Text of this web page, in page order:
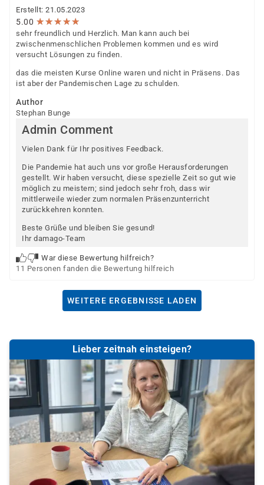
Erstellt: 21.05.2023
5.00 ★★★★★
★★★★★
sehr freundlich und Herzlich. Man kann auch bei
zwischenmenschlichen Problemen kommen und es wird
versucht Lösungen zu finden.
das die meisten Kurse Online waren und nicht in Präsens. Das
ist aber der Pandemischen Lage zu schulden.
Author
Stephan Bunge
Admin Comment
Vielen Dank für Ihr positives Feedback.
Die Pandemie hat auch uns vor große Herausforderungen
gestellt. Wir haben versucht, diese spezielle Zeit so gut wie
möglich zu meistern; sind jedoch sehr froh, dass wir
mittlerweile wieder zum normalen Präsenzunterricht
zurückkehren konnten.
Beste Grüße und bleiben Sie gesund!
Ihr damago-Team
War diese Bewertung hilfreich?
11 Personen fanden die Bewertung hilfreich
WEITERE ERGEBNISSE LADEN
Lieber zeitnah einsteigen?